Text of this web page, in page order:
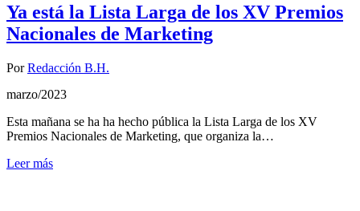
Ya está la Lista Larga de los XV Premios
Nacionales de Marketing
PorRedacción B.H.
marzo/2023
Esta mañana se ha ha hecho pública la Lista Larga de los XV
Premios Nacionales de Marketing, que organiza la…
Leer más